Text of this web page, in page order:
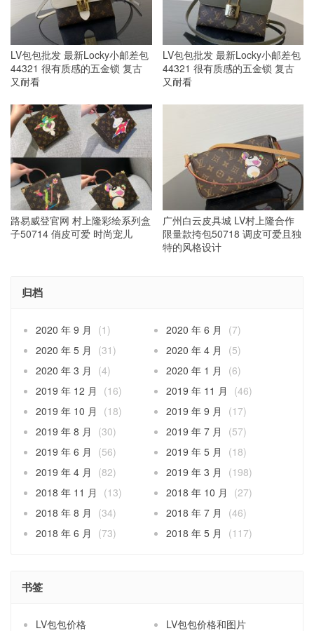
LV包包批发 最新Locky小邮差包
44321 很有质感的五金锁 复古
又耐看
LV包包批发 最新Locky小邮差包
44321 很有质感的五金锁 复古
又耐看
路易威登官网 村上隆彩绘系列盒
子50714 俏皮可爱 时尚宠儿
广州白云皮具城 LV村上隆合作
限量款挎包50718 调皮可爱且独
特的风格设计
归档
2020 年 9 月 (1) 2020 年 6 月
(7)
2020 年 5 月
(31) 2020 年 4 月
(5)
2020 年 3 月
(4) 2020 年 1 月
(6)
2019 年 12 月
(16) 2019 年 11 月
(46)
2019 年 10 月
(18) 2019 年 9 月
(17)
2019 年 8 月
(30) 2019 年 7 月
(57)
2019 年 6 月
(56) 2019 年 5 月
(18)
2019 年 4 月
(82) 2019 年 3 月
(198)
2018 年 11 月
(13) 2018 年 10 月
(27)
2018 年 8 月
(34) 2018 年 7 月
(46)
2018 年 6 月
(73) 2018 年 5 月 (117)
书签
LV包包价格 LV包包价格和图片